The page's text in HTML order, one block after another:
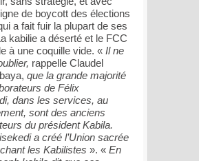
de boycott des élections
a fait fuir la plupart de ses
kabilie a déserté et le FCC
à une coquille vide. « Il ne
rappelle Claudel
que la grande majorité
de Félix
dans les services, au
sont des anciens
du président Kabila.
a créé l’Union sacrée
les Kabilistes ». « En